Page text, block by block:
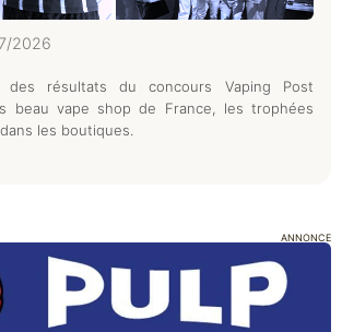
2026
des résultats du concours Vaping Post
beau vape shop de France, les trophées
les boutiques.
ANNONCE